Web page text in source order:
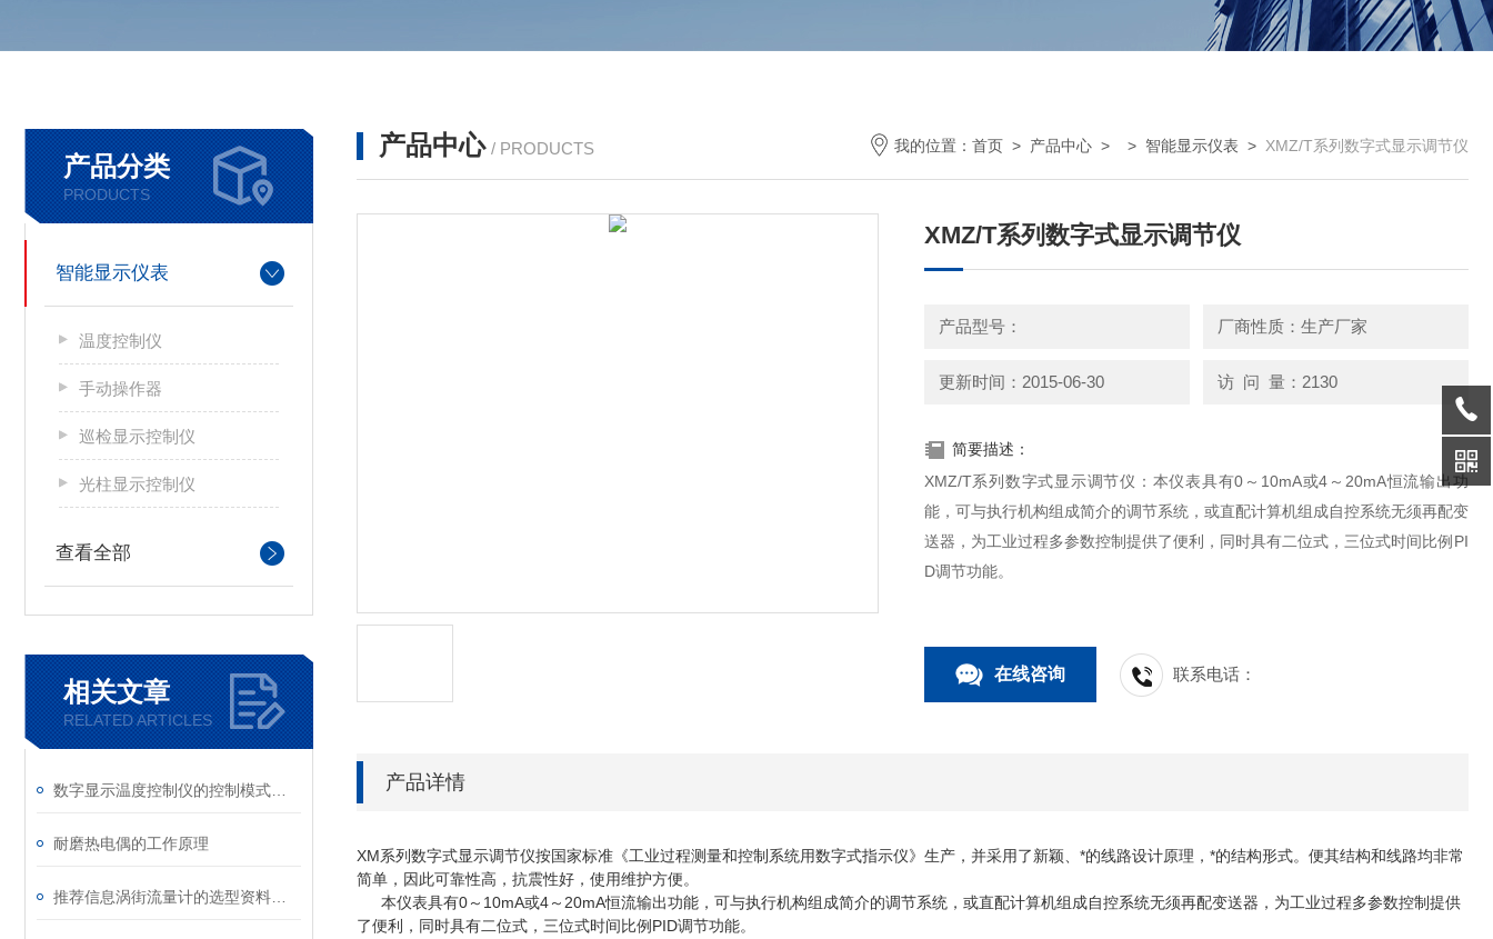
产品分类
PRODUCTS
智能显示仪表
温度控制仪
手动操作器
巡检显示控制仪
光柱显示控制仪
查看全部
相关文章
RELATED ARTICLES
耐磨热电偶的工作原理
产品中心 / PRODUCTS 我的位置： 首页 > 产品中心 > > 智能显示仪表 > XMZ/T系列数字式显示调节仪
XMZ/T系列数字式显示调节仪
产品型号： 厂商性质：生产厂家
更新时间：2015-06-30 访 问 量：2130
简要描述：
XMZ/T系列数字式显示调节仪：本仪表具有0～10mA或4～20mA恒流输出功
能，可与执行机构组成简介的调节系统，或直配计算机组成自控系统无须再配变
送器，为工业过程多参数控制提供了便利，同时具有二位式，三位式时间比例PI
D调节功能。
在线咨询 联系电话：
产品详情
XM系列数字式显示调节仪按国家标准《工业过程测量和控制系统用数字式指示仪》生产，并采用了新颖、*的线路设计原理，*的结构形式。便其结构和线路均非常
简单，因此可靠性高，抗震性好，使用维护方便。
本仪表具有0～10mA或4～20mA恒流输出功能，可与执行机构组成简介的调节系统，或直配计算机组成自控系统无须再配变送器，为工业过程多参数控制提供
了便利，同时具有二位式，三位式时间比例PID调节功能。